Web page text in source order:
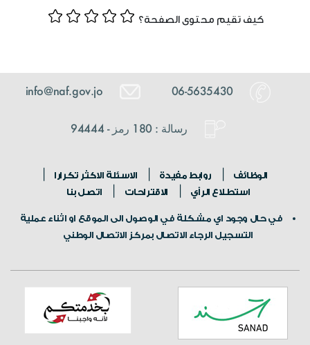
كيف تقيم محتوى الصفحة؟
06-5635430
رسالة : 180 رمز - 94444
الوظائف روابط مفيدة
الاسئلة الاكثر تكرارا
استطلاع الرأي
الاقتراحات اتصل بنا
في حال وجود اي مشكلة في الوصول الى الموقع او اثناء عملية
التسجيل الرجاء الاتصال بمركز الاتصال الوطني